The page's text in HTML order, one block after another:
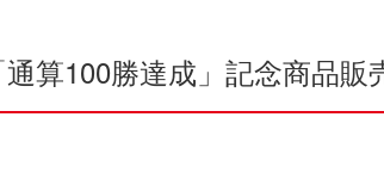
算100勝達成」記念商品販